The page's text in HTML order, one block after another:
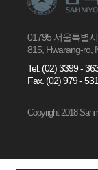
01795 서울특별
815, Hwarang-ro,
Tel. (02) 3399 -
Fax. (02) 979 -
Copyright 2018